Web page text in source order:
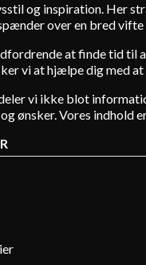
og inspiration. Her
over en bred
at finde tid
vi at hjælpe dig med at
vi ikke blot
ønsker. Vores indhold